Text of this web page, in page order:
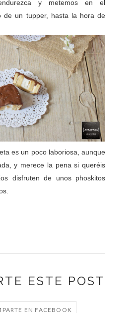
y metemos en el
de un tupper, hasta la hora de
es un poco laboriosa, aunque
y merece la pena si queréis
disfruten de unos phoskitos
ESTE POST
EN FACEBOOK